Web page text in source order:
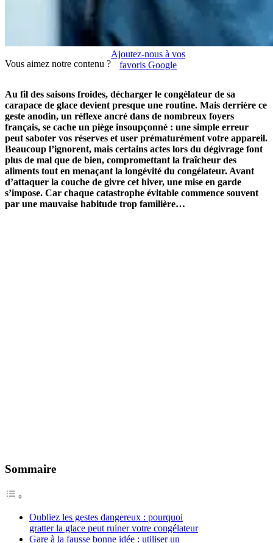
Vous aimez notre contenu ?
Ajoutez-nous à vos
favoris Google
Au fil des saisons froides, décharger le congélateur de sa
carapace de glace devient presque une routine. Mais derrière ce
geste anodin, un réflexe ancré dans de nombreux foyers
français, se cache un piège insoupçonné : une simple erreur
peut saboter vos réserves et user prématurément votre appareil.
Beaucoup l’ignorent, mais certains actes lors du dégivrage font
plus de mal que de bien, compromettant la fraîcheur des
aliments tout en menaçant la longévité du congélateur. Avant
d’attaquer la couche de givre cet hiver, une mise en garde
s’impose. Car chaque catastrophe évitable commence souvent
par une mauvaise habitude trop familière…
Sommaire
Oubliez les gestes dangereux : pourquoi
gratter la glace peut ruiner votre congélateur
Gare à la fausse bonne idée : utiliser un